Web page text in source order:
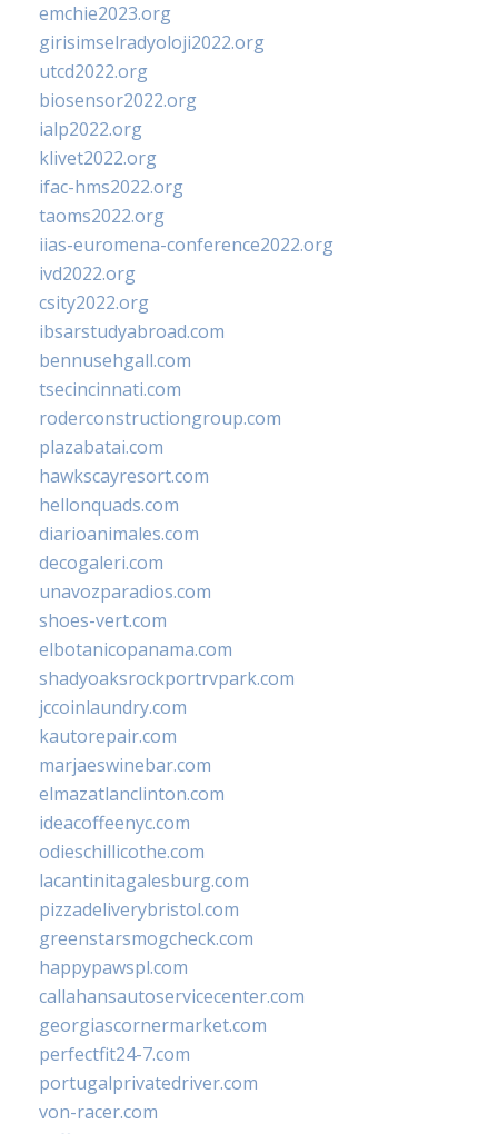
emchie2023.org
girisimselradyoloji2022.org
utcd2022.org
biosensor2022.org
ialp2022.org
klivet2022.org
ifac-hms2022.org
taoms2022.org
iias-euromena-conference2022.org
ivd2022.org
csity2022.org
ibsarstudyabroad.com
bennusehgall.com
tsecincinnati.com
roderconstructiongroup.com
plazabatai.com
hawkscayresort.com
hellonquads.com
diarioanimales.com
decogaleri.com
unavozparadios.com
shoes-vert.com
elbotanicopanama.com
shadyoaksrockportrvpark.com
jccoinlaundry.com
kautorepair.com
marjaeswinebar.com
elmazatlanclinton.com
ideacoffeenyc.com
odieschillicothe.com
lacantinitagalesburg.com
pizzadeliverybristol.com
greenstarsmogcheck.com
happypawspl.com
callahansautoservicecenter.com
georgiascornermarket.com
perfectfit24-7.com
portugalprivatedriver.com
von-racer.com